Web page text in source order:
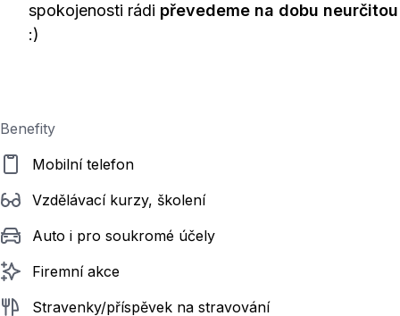
spokojenosti rádi převedeme na dobu neurčitou
:)
Benefity
Mobilní telefon
Vzdělávací kurzy, školení
Auto i pro soukromé účely
Firemní akce
Stravenky/příspěvek na stravování